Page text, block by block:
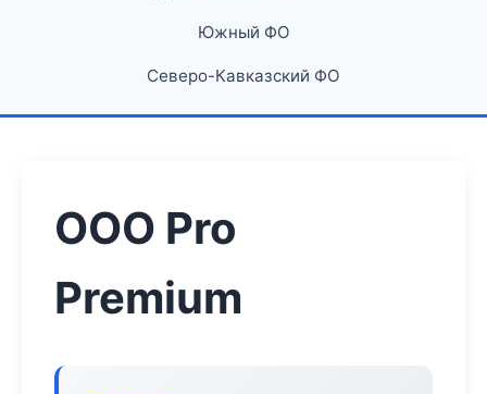
Южный ФО
Северо-Кавказский ФО
ООО Pro
Premium